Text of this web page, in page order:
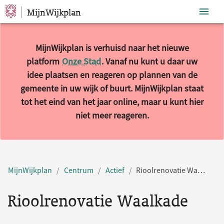
Sla navigatie over
MijnWijkplan
MijnWijkplan is verhuisd naar het nieuwe
platform Onze Stad. Vanaf nu kunt u daar uw
idee plaatsen en reageren op plannen van de
gemeente in uw wijk of buurt. MijnWijkplan staat
tot het eind van het jaar online, maar u kunt hier
niet meer reageren.
MijnWijkplan Centrum Actief Rioolrenovatie Waalkade
Rioolrenovatie Waalkade